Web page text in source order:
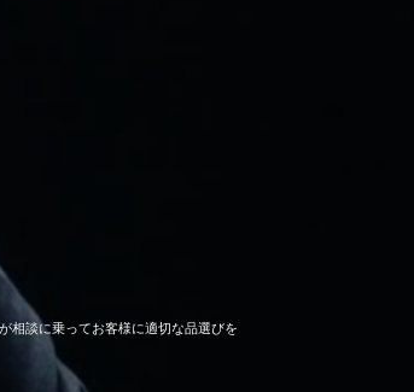
相談に乗ってお客様に適切な品選びを